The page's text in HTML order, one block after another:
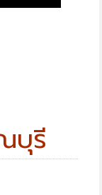
บุรี